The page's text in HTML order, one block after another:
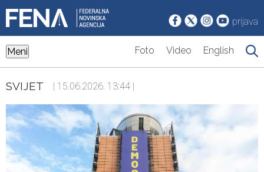
prijava
Meni Foto Video English
SVIJET | 15.06.2026. 13:44 |